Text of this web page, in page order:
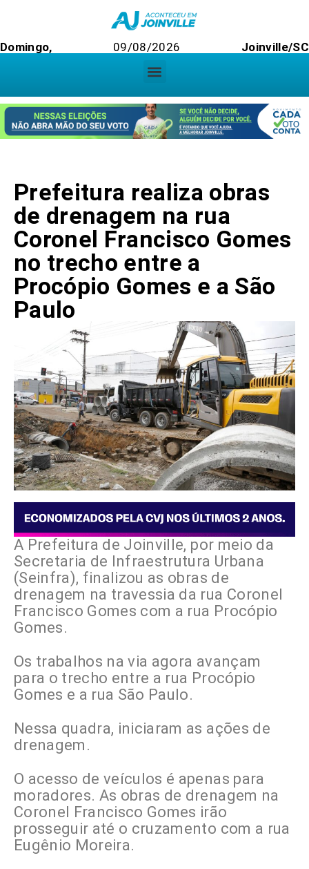
Domingo, 09/08/2026 Joinville/SC
Prefeitura realiza obras
de drenagem na rua
Coronel Francisco Gomes
no trecho entre a
Procópio Gomes e a São
Paulo
A Prefeitura de Joinville, por meio da
Secretaria de Infraestrutura Urbana
(Seinfra), finalizou as obras de
drenagem na travessia da rua Coronel
Francisco Gomes com a rua Procópio
Gomes.
Os trabalhos na via agora avançam
para o trecho entre a rua Procópio
Gomes e a rua São Paulo.
Nessa quadra, iniciaram as ações de
drenagem.
O acesso de veículos é apenas para
moradores. As obras de drenagem na
Coronel Francisco Gomes irão
prosseguir até o cruzamento com a rua
Eugênio Moreira.